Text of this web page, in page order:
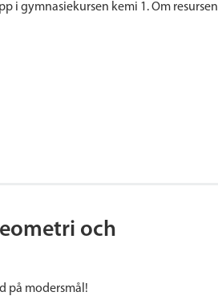
i gymnasiekursen kemi 1. Om resursen
och
på modersmål!